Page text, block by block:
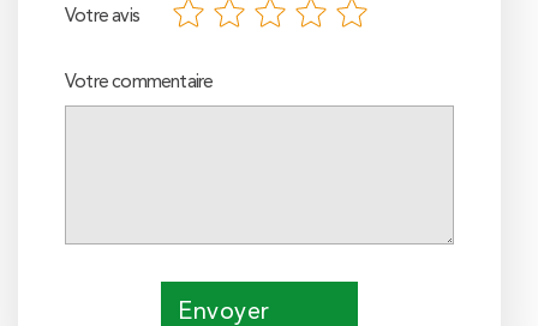
Votre avis
Votre commentaire
Envoyer